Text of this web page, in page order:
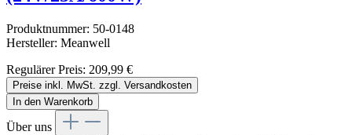
Produktnummer: 50-0148
Hersteller: Meanwell
Regulärer Preis: 209,99 €
Preise inkl. MwSt. zzgl. Versandkosten
In den Warenkorb
Über uns